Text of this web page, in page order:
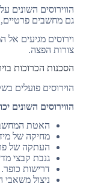
הווירוסים השונים
גם מחשבים פרטיים,
וירוסים מגיעים
צורות הפצה.
הסכנות הכרוכות
הוירוסים פועלים
הווירוסים השונים
האטת
מחיקה של
העתקה של
גנבת קבצי
דרישות כופר.
ניצול